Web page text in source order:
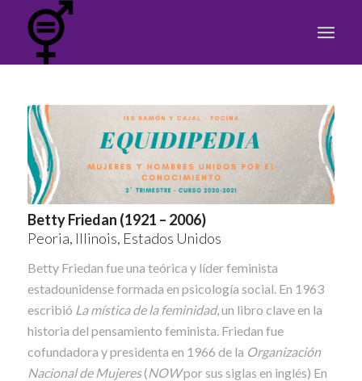
Betty Friedan (1921 – 2006)
Peoria, Illinois, Estados Unidos
Betty Friedan fue una teórica y líder feminista
estadounidense formada en psicología social. En 1963
escribió La mística de la feminidad, un libro clave en la
historia del pensamiento feminista. Friedan fue
cofundadora y presidenta en 1966 de la Organización
Nacional de Mujeres(NOWpor sus siglas en inglés) En